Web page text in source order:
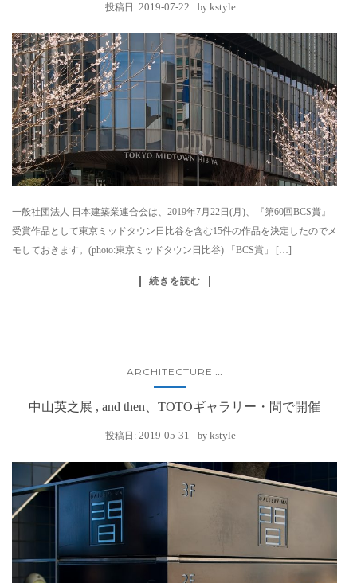
投稿日: 2019-07-22 by kstyle
一般社団法人 日本建築業連合会は、2019年7月22日(月)、『第60回BCS賞』
受賞作品として東京ミッドタウン日比谷を含む15件の作品を決定したのでメ
モしておきます。(photo:東京ミッドタウン日比谷) 「BCS賞」 […]
続きを読む
ARCHITECTURE ...
中山英之展 , and then、TOTOギャラリー・間で開催
投稿日: 2019-05-31 by kstyle